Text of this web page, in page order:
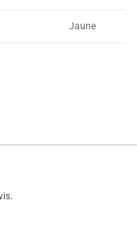
Jaune